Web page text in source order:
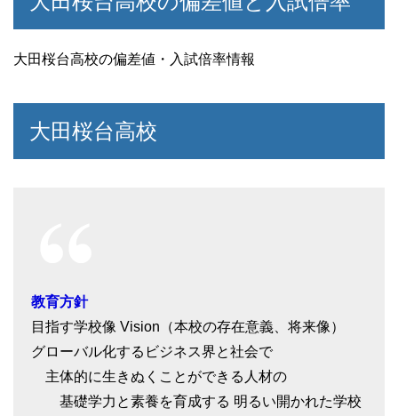
大田桜台高校の偏差値・入試倍率情報
大田桜台高校
教育方針
目指す学校像 Vision（本校の存在意義、将来像）
グローバル化するビジネス界と社会で
主体的に生きぬくことができる人材の
基礎学力と素養を育成する 明るい開かれた学校